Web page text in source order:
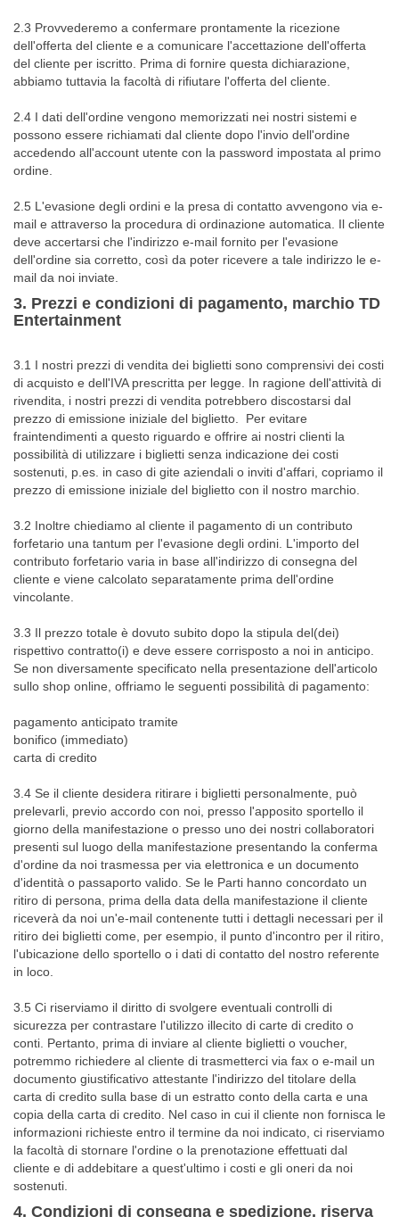
2.3 Provvederemo a confermare prontamente la ricezione
dell'offerta del cliente e a comunicare l'accettazione dell'offerta
del cliente per iscritto. Prima di fornire questa dichiarazione,
abbiamo tuttavia la facoltà di rifiutare l'offerta del cliente.
2.4 I dati dell'ordine vengono memorizzati nei nostri sistemi e
possono essere richiamati dal cliente dopo l'invio dell'ordine
accedendo all'account utente con la password impostata al primo
ordine.
2.5 L'evasione degli ordini e la presa di contatto avvengono via e-
mail e attraverso la procedura di ordinazione automatica. Il cliente
deve accertarsi che l'indirizzo e-mail fornito per l'evasione
dell'ordine sia corretto, così da poter ricevere a tale indirizzo le e-
mail da noi inviate.
3. Prezzi e condizioni di pagamento, marchio TD
Entertainment
3.1 I nostri prezzi di vendita dei biglietti sono comprensivi dei costi
di acquisto e dell'IVA prescritta per legge. In ragione dell'attività di
rivendita, i nostri prezzi di vendita potrebbero discostarsi dal
prezzo di emissione iniziale del biglietto. Per evitare
fraintendimenti a questo riguardo e offrire ai nostri clienti la
possibilità di utilizzare i biglietti senza indicazione dei costi
sostenuti, p.es. in caso di gite aziendali o inviti d'affari, copriamo il
prezzo di emissione iniziale del biglietto con il nostro marchio.
3.2 Inoltre chiediamo al cliente il pagamento di un contributo
forfetario una tantum per l'evasione degli ordini. L'importo del
contributo forfetario varia in base all'indirizzo di consegna del
cliente e viene calcolato separatamente prima dell'ordine
vincolante.
3.3 Il prezzo totale è dovuto subito dopo la stipula del(dei)
rispettivo contratto(i) e deve essere corrisposto a noi in anticipo.
Se non diversamente specificato nella presentazione dell'articolo
sullo shop online, offriamo le seguenti possibilità di pagamento:
pagamento anticipato tramite
bonifico (immediato)
carta di credito
3.4 Se il cliente desidera ritirare i biglietti personalmente, può
prelevarli, previo accordo con noi, presso l'apposito sportello il
giorno della manifestazione o presso uno dei nostri collaboratori
presenti sul luogo della manifestazione presentando la conferma
d'ordine da noi trasmessa per via elettronica e un documento
d'identità o passaporto valido. Se le Parti hanno concordato un
ritiro di persona, prima della data della manifestazione il cliente
riceverà da noi un'e-mail contenente tutti i dettagli necessari per il
ritiro dei biglietti come, per esempio, il punto d'incontro per il ritiro,
l'ubicazione dello sportello o i dati di contatto del nostro referente
in loco.
3.5 Ci riserviamo il diritto di svolgere eventuali controlli di
sicurezza per contrastare l'utilizzo illecito di carte di credito o
conti. Pertanto, prima di inviare al cliente biglietti o voucher,
potremmo richiedere al cliente di trasmetterci via fax o e-mail un
documento giustificativo attestante l'indirizzo del titolare della
carta di credito sulla base di un estratto conto della carta e una
copia della carta di credito. Nel caso in cui il cliente non fornisca le
informazioni richieste entro il termine da noi indicato, ci riserviamo
la facoltà di stornare l'ordine o la prenotazione effettuati dal
cliente e di addebitare a quest'ultimo i costi e gli oneri da noi
sostenuti.
4. Condizioni di consegna e spedizione, riserva